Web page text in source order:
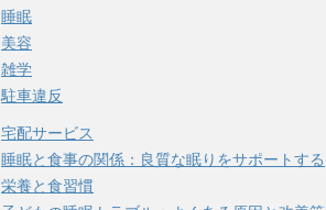
睡眠
美容
雑学
駐車違反
宅配サービス
睡眠と食事の関係：良質な眠りをサポートする
栄養と食習慣